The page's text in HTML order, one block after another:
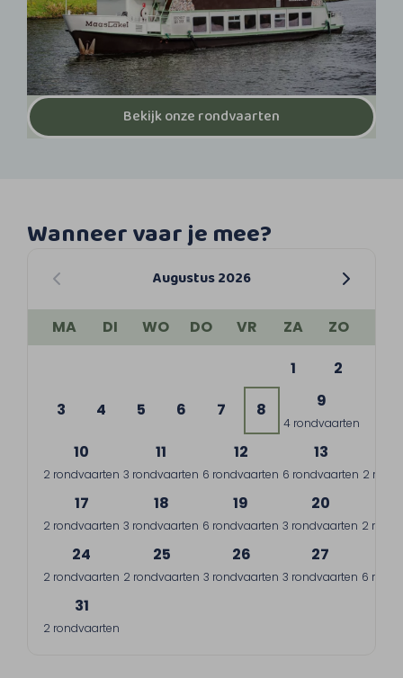
Bekijk onze rondvaarten
Wanneer vaar je mee?
Augustus 2026
MA DI WO DO VR ZA
ZO
1
2
3 4 5 6 7 8 9
4 rondvaarten
10
2 rondvaarten
11
3 rondvaarten
12
6 rondvaarten
13
6 rondvaarten 2
17
2 rondvaarten
18
3 rondvaarten
19
6 rondvaarten
20
3 rondvaarten 2
24
2 rondvaarten
25
2 rondvaarten
26
3 rondvaarten
27
3 rondvaarten 6
31
2 rondvaarten